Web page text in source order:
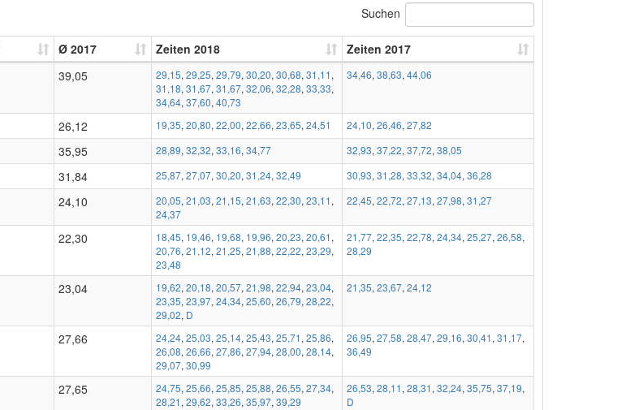
Suchen
Ø 2017 Zeiten 2018
Zeiten 2017
39,05 29,15, 29,25, 29,79, 30,20, 30,68, 31,11 ,
31,18, 31,67, 31,67, 32,06, 32,28, 33,33,
34,64, 37,60, 40,73
34,46, 38,63, 44,06
26,12 19,35, 20,80, 22,00, 22,66, 23,65, 24,51 24,10, 26,46, 27,82
35,95 28,89, 32,32, 33,16, 34,77 32,93, 37,22, 37,72, 38,05
31,84 25,87, 27,07, 30,20, 31,24, 32,49 30,93, 31,28, 33,32, 34,04, 36,28
24,10 20,05, 21,03, 21,15, 21,63, 22,30, 23,11 ,
24,37
22,45, 22,72, 27,13, 27,98, 31,27
22,30 18,45, 19,46, 19,68, 19,96, 20,23, 20,61 ,
20,76, 21,12, 21,25, 21,88, 22,22, 23,29,
23,48
21,77, 22,35, 22,78, 24,34, 25,27, 26,58,
28,29
23,04 19,62, 20,18, 20,57, 21,98, 22,94, 23,04,
23,35, 23,97, 24,34, 25,60, 26,79, 28,22,
29,02, D
21,35, 23,67, 24,12
27,66 24,24, 25,03, 25,14, 25,43, 25,71 , 25,86,
26,08, 26,66, 27,86, 27,94, 28,00, 28,14,
29,07, 30,99
26,95, 27,58, 28,47, 29,16, 30,41 , 31,17,
36,49
27,65 24,75, 25,66, 25,85, 25,88, 26,55, 27,34,
28,21 , 29,62, 33,26, 35,97, 39,29
26,53, 28,11 , 28,31 , 32,24, 35,75, 37,19,
D